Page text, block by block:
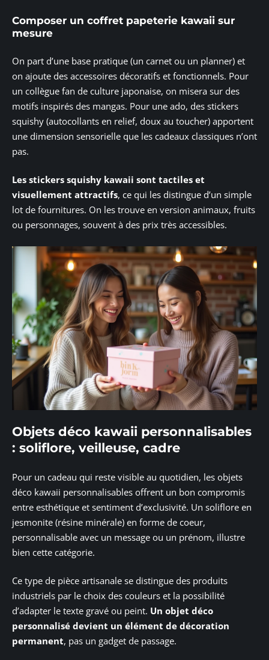
Composer un coffret papeterie kawaii sur
mesure
On part d’une base pratique (un carnet ou un planner) et
on ajoute des accessoires décoratifs et fonctionnels. Pour
un collègue fan de culture japonaise, on misera sur des
motifs inspirés des mangas. Pour une ado, des stickers
squishy (autocollants en relief, doux au toucher) apportent
une dimension sensorielle que les cadeaux classiques n’ont
pas.
Les stickers squishy kawaii sont tactiles et
visuellement attractifs, ce qui les distingue d’un simple
lot de fournitures. On les trouve en version animaux, fruits
ou personnages, souvent à des prix très accessibles.
Objets déco kawaii personnalisables
: soliflore, veilleuse, cadre
Pour un cadeau qui reste visible au quotidien, les objets
déco kawaii personnalisables offrent un bon compromis
entre esthétique et sentiment d’exclusivité. Un soliflore en
jesmonite (résine minérale) en forme de coeur,
personnalisable avec un message ou un prénom, illustre
bien cette catégorie.
Ce type de pièce artisanale se distingue des produits
industriels par le choix des couleurs et la possibilité
d’adapter le texte gravé ou peint. Un objet déco
personnalisé devient un élément de décoration
permanent, pas un gadget de passage.